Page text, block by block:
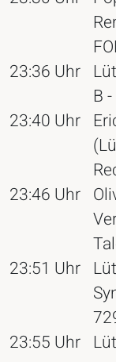
23:36 Uhr
B
23:40 Uhr
23:46 Uhr
23:51 Uhr
23:55 Uhr